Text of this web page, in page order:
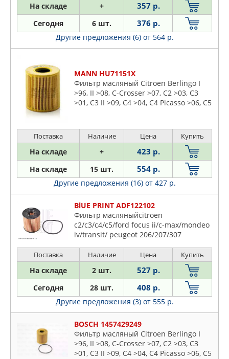
На складе + 357 р.
Сегодня 6 шт. 376 р.
Другие предложения (6) от 564 р.
MANN HU71151X
Фильтр масляный Citroen Berlingo I
>96, II >08, C-Crosser >07, C2 >03, C3
>01, C3 II >09, C4 >04, C4 Picasso >06, C5
Max >07, Focus II >04, Galaxy II >06,
Kuga >08, Mondeo
Поставка Наличие Цена Купить
На складе + 423 р.
На складе 15 шт. 554 р.
Другие предложения (16) от 427 р.
BlUE PRINT ADF122102
Фильтр масляныйcitroen
c2/c3/c4/c5/ford focus ii/c-max/mondeo
iv/transit/ peugeot 206/207/307
Поставка Наличие Цена Купить
На складе 2 шт. 527 р.
Сегодня 28 шт. 408 р.
Другие предложения (3) от 555 р.
BOSCH 1457429249
Фильтр масляный Citroen Berlingo I
>96, II >08, C-Crosser >07, C2 >03, C3
>01, C3 II >09, C4 >04, C4 Picasso >06, C5